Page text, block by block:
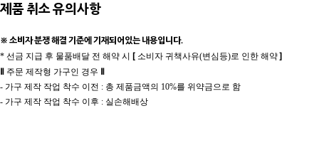
제품 취소 유의사항
※ 소비자 분쟁 해결 기준에 기재되어있는 내용입니다.
* 선금 지급 후 물품배달 전 해약 시 [ 소비자 귀책사유(변심등)로 인한 해약]
Ⅱ 주문 제작형 가구인 경우 Ⅱ
- 가구 제작 작업 착수 이전 : 총 제품금액의 10%를 위약금으로 함
- 가구 제작 작업 착수 이후 : 실손해배상